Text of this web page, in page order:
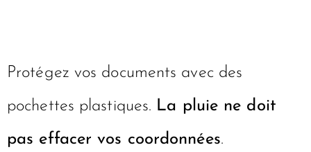
Protégez vos documents avec des
pochettes plastiques. La pluie ne doit
pas effacer vos coordonnées.